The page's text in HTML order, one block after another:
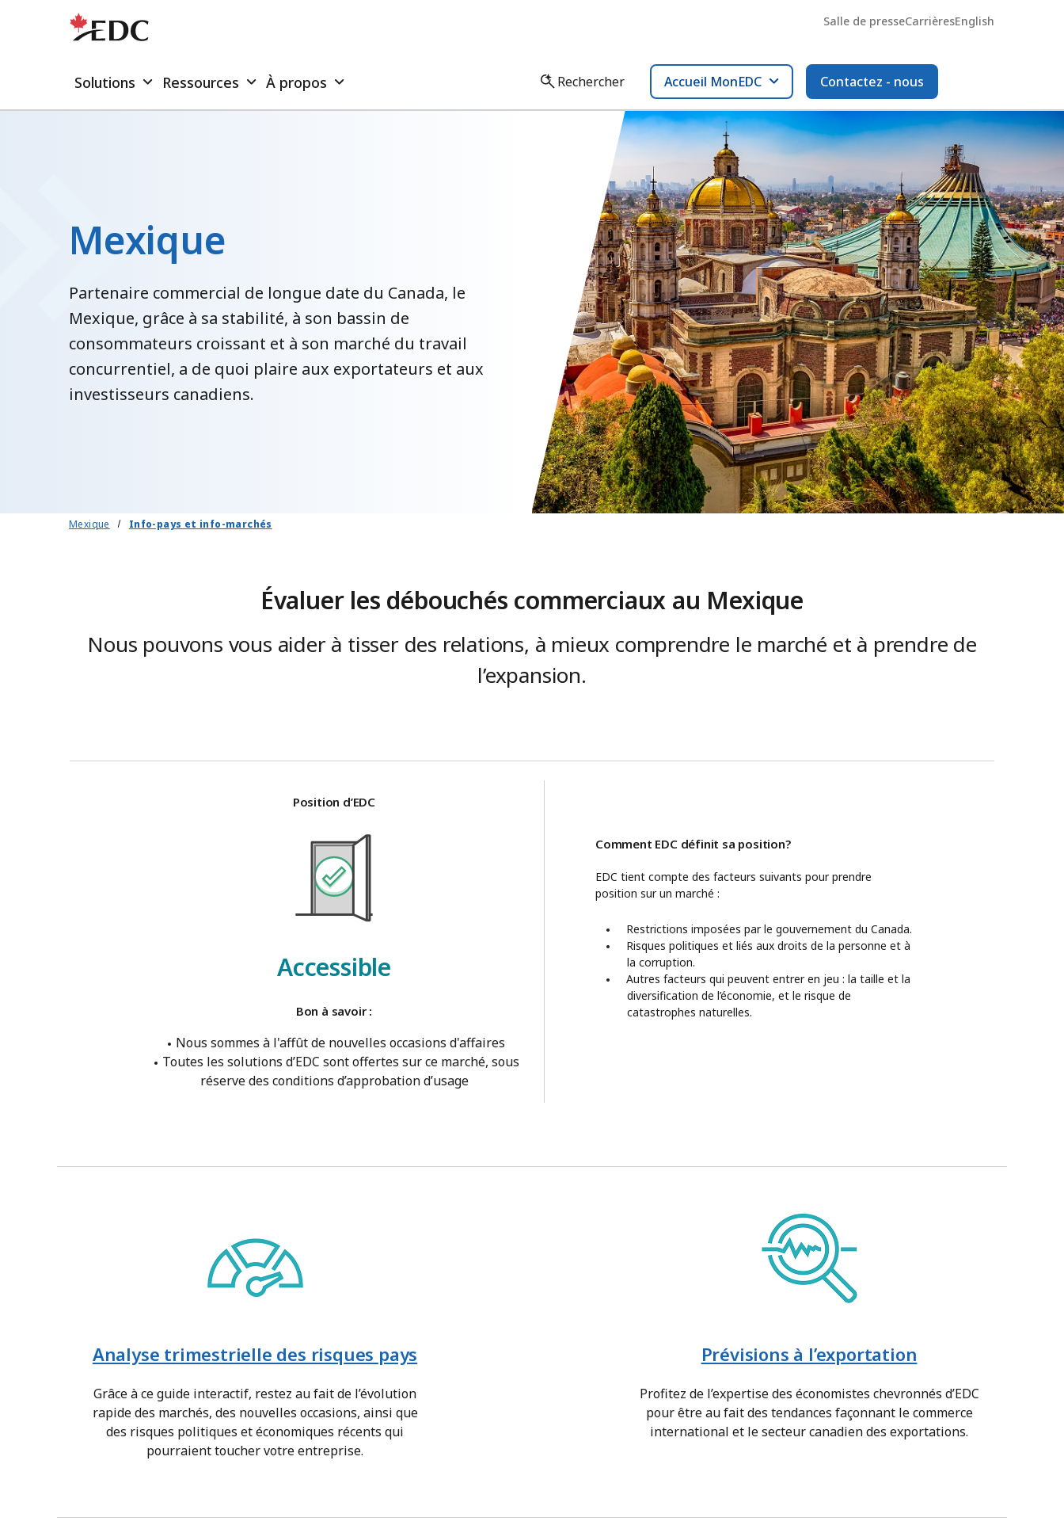
Salle de presseCarrièresEnglish
Solutions Ressources À propos Rechercher Accueil MonEDC Contactez - nous
Mexique
Partenaire commercial de longue date du Canada, le
Mexique, grâce à sa stabilité, à son bassin de
consommateurs croissant et à son marché du travail
concurrentiel, a de quoi plaire aux exportateurs et aux
investisseurs canadiens.
Mexique Info-pays et info-marchés
Évaluer les débouchés commerciaux au Mexique
Nous pouvons vous aider à tisser des relations, à mieux comprendre le marché et à prendre de
l’expansion.
Position d’EDC
Accessible
Bon à savoir :
Nous sommes à l'affût de nouvelles occasions d'affaires
Toutes les solutions d’EDC sont offertes sur ce marché, sous
réserve des conditions d’approbation d’usage
Comment EDC définit sa position?
EDC tient compte des facteurs suivants pour prendre
position sur un marché :
Restrictions imposées par le gouvernement du Canada.
Risques politiques et liés aux droits de la personne et à
la corruption.
Autres facteurs qui peuvent entrer en jeu : la taille et la
diversification de l’économie, et le risque de
catastrophes naturelles.
Analyse trimestrielle des risques pays
Grâce à ce guide interactif, restez au fait de l’évolution
rapide des marchés, des nouvelles occasions, ainsi que
des risques politiques et économiques récents qui
pourraient toucher votre entreprise.
Prévisions à l’exportation
Profitez de l’expertise des économistes chevronnés d’EDC
pour être au fait des tendances façonnant le commerce
international et le secteur canadien des exportations.